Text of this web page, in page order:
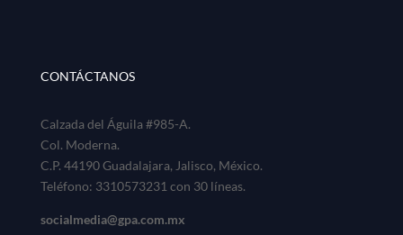
CONTÁCTANOS
Calzada del Águila #985-A.
Col. Moderna.
C.P. 44190 Guadalajara, Jalisco, México.
Teléfono: 3310573231 con 30 líneas.
socialmedia@gpa.com.mx